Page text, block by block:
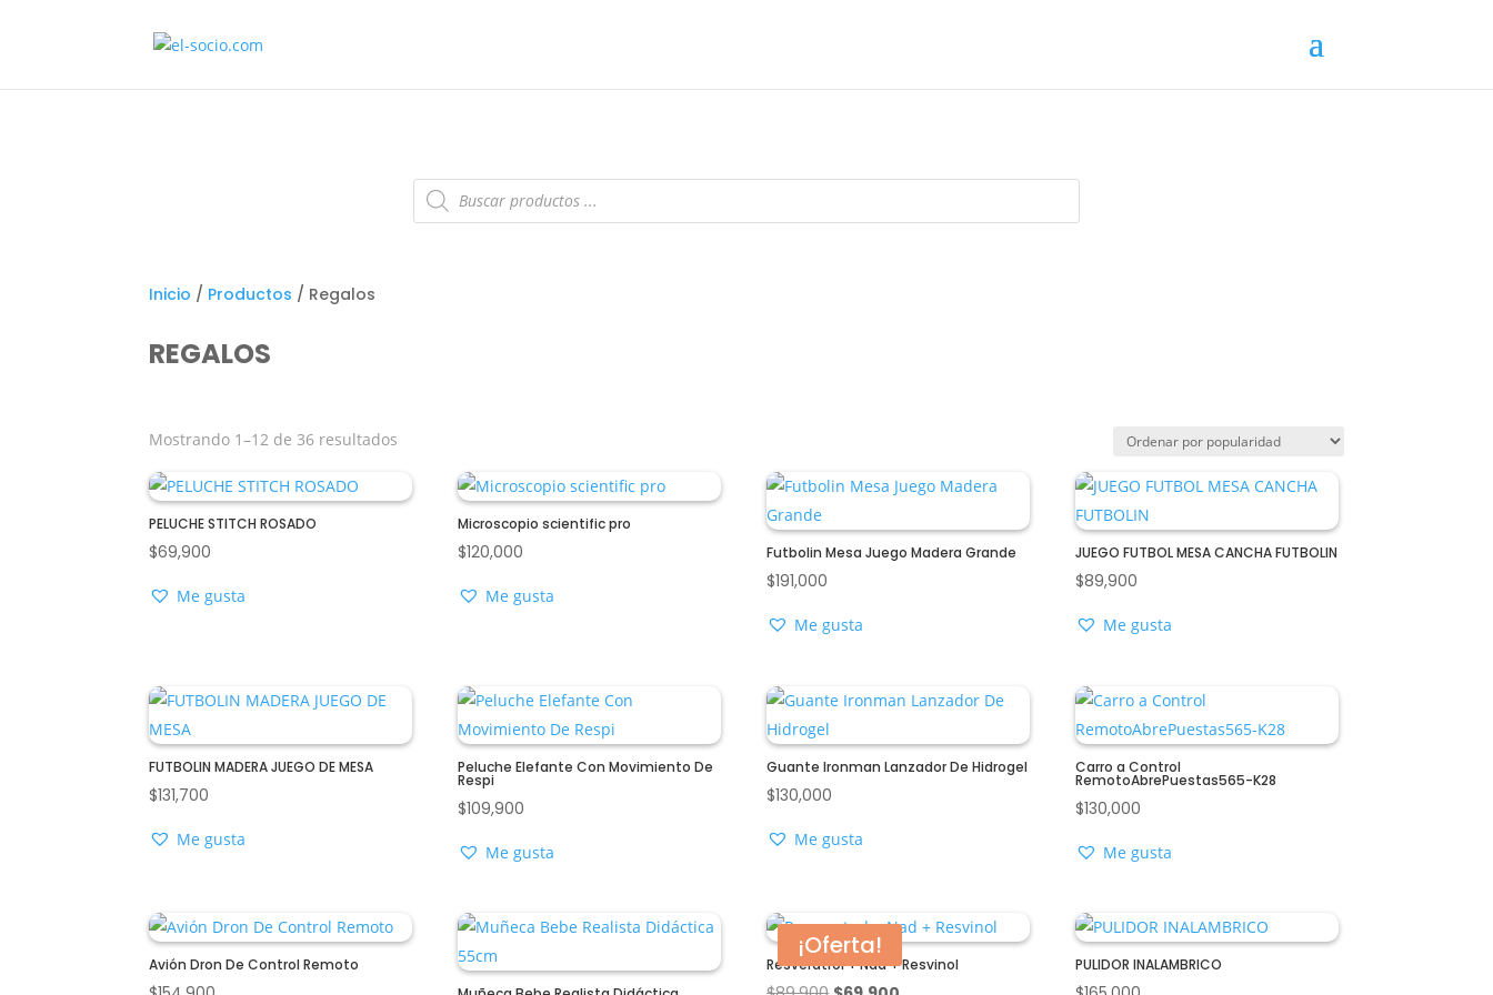
Búsqueda
de
productos
Inicio / Productos / Regalos
REGALOS
Mostrando 1–12 de 36 resultados
popularidad
PELUCHE STITCH ROSADO
$69,900
Me gusta
Microscopio scientific pro
$120,000
Me gusta
Futbolin Mesa Juego Madera Grande
$191,000
Me gusta
JUEGO FUTBOL MESA CANCHA FUTBOLIN
$89,900
Me gusta
FUTBOLIN MADERA JUEGO DE MESA
$131,700
Me gusta
Peluche Elefante Con Movimiento De
Respi
$109,900
Me gusta
Guante Ironman Lanzador De Hidrogel
$130,000
Me gusta
Carro a Control
RemotoAbrePuestas565-K28
$130,000
Me gusta
Avión Dron De Control Remoto
¡Oferta!
Resveratrol + Nad + Resvinol PULIDOR INALAMBRICO